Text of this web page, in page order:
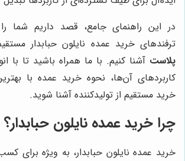
در این راهنمای جامع، قصد داریم شما
ترفندهای خرید عمده نایلون حبابدار
پلاست آشنا کنیم. با ما همراه باشید تا با
کاربردهای آن‌ها، نحوه خرید عمده با
خرید مستقیم از تولیدکننده آشنا شوید.
چرا خرید عمده نایلون حبابدار؟
خرید عمده نایلون حبابدار، به ویژه برای